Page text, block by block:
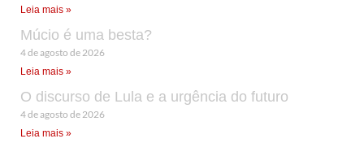
Leia mais »
Múcio é uma besta?
4 de agosto de 2026
Leia mais »
O discurso de Lula e a urgência do futuro
4 de agosto de 2026
Leia mais »